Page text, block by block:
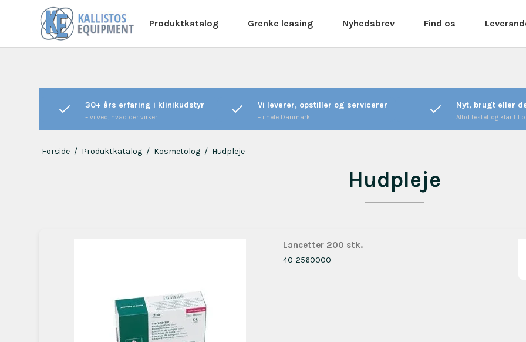
Produktkatalog Grenke leasing Nyhedsbrev Find os
30+ års erfaring i klinikudstyr
– vi ved, hvad der virker.
Vi leverer, opstiller og servicerer
– i hele Danmark.
Nyt, brugt eller
Altid testet og klar til
Forside / Produktkatalog / Kosmetolog / Hudpleje
Hudpleje
Lancetter 200 stk.
40-2560000